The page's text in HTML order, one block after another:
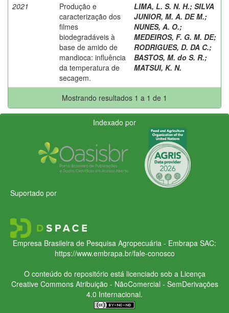
2021
Produção e
caracterização dos
filmes
biodegradáveis à
base de amido de
mandioca: influência
da temperatura de
secagem.
LIMA, L. S. N. H.; SILVA
JUNIOR, M. A. DE M.;
NUNES, A. O.;
MEDEIROS, F. G. M. DE;
RODRIGUES, D. DA C.;
BASTOS, M. do S. R.;
MATSUI, K. N.
Mostrando resultados 1 a 1 de 1
Indexado por
Suportado por
Empresa Brasileira de Pesquisa Agropecuária - Embrapa SAC:
https://www.embrapa.br/fale-conosco
O conteúdo do repositório está licenciado sob a Licença
Creative CommonsAtribuição - NãoComercial - SemDerivações
4.0 Internacional.